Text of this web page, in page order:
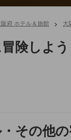
阪府 ホテル＆旅館 > 大
険しよう
その他